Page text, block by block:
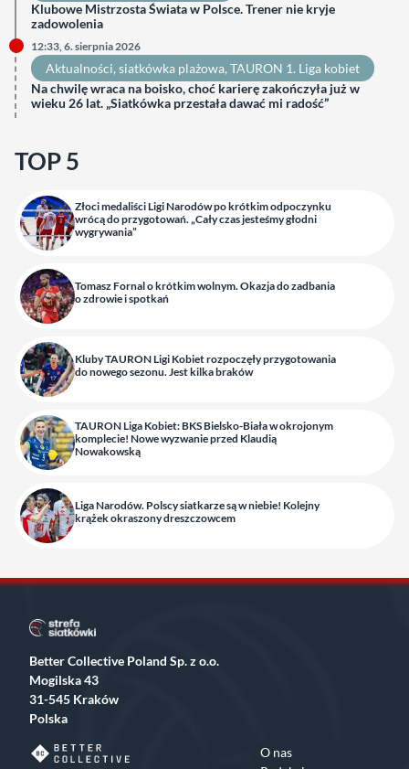
Klubowe Mistrzosta Świata w Polsce. Trener nie kryje
zadowolenia
12:33, 6. sierpnia 2026
Aktualności, siatkówka plażowa, TAURON 1. Liga kobiet
Na chwilę wraca na boisko, choć karierę zakończyła już w
wieku 26 lat. „Siatkówka przestała dawać mi radość”
TOP 5
Złoci medaliści Ligi Narodów po krótkim odpoczynku
wrócą do przygotowań. „Cały czas jesteśmy głodni
wygrywania”
Tomasz Fornal o krótkim wolnym. Okazja do zadbania
o zdrowie i spotkań
Kluby TAURON Ligi Kobiet rozpoczęły przygotowania
do nowego sezonu. Jest kilka braków
TAURON Liga Kobiet: BKS Bielsko-Biała w okrojonym
komplecie! Nowe wyzwanie przed Klaudią
Nowakowską
Liga Narodów. Polscy siatkarze są w niebie! Kolejny
krążek okraszony dreszczowcem
Better Collective Poland Sp. z o.o.
Mogilska 43
31-545 Kraków
Polska
O nas